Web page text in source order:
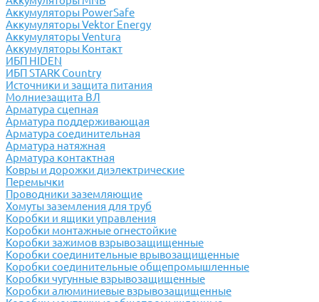
Аккумуляторы PowerSafe
Аккумуляторы Vektor Energy
Аккумуляторы Ventura
Аккумуляторы Контакт
ИБП HIDEN
ИБП STARK Country
Источники и защита питания
Молниезащита ВЛ
Арматура сцепная
Арматура поддерживающая
Арматура соединительная
Арматура натяжная
Арматура контактная
Ковры и дорожки диэлектрические
Перемычки
Проводники заземляющие
Хомуты заземления для труб
Коробки и ящики управления
Коробки монтажные огнестойкие
Коробки зажимов взрывозащищенные
Коробки соединительные врывозащищенные
Коробки соединительные общепромышленные
Коробки чугунные взрывозащищенные
Коробки алюминиевые взрывозащищенные